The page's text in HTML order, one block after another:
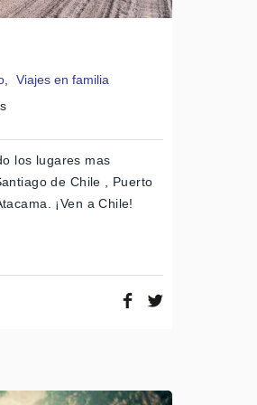
,
Viajes en familia
los lugares mas
de Chile , Puerto
¡Ven a Chile!